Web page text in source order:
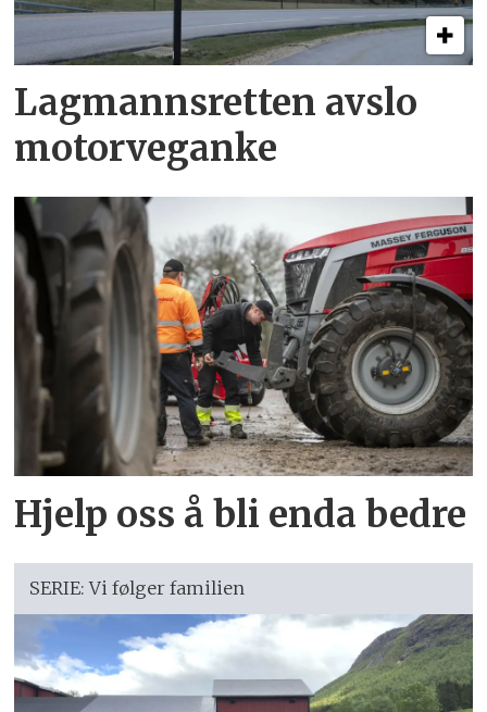
Lagmannsretten avslo
motorveganke
Hjelp oss å bli enda bedre
SERIE: Vi følger familien